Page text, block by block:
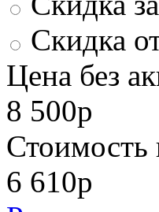
Скидка
Цена без
8 500p
6 610p